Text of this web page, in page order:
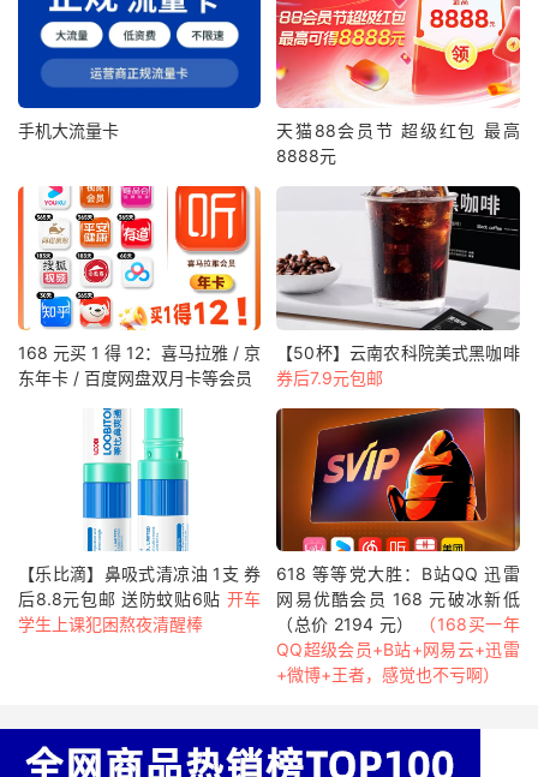
手机大流量卡
天猫88会员节 超级红包 最高
8888元
168 元买 1 得 12：喜马拉雅 / 京
东年卡 / 百度网盘双月卡等会员
【50杯】云南农科院美式黑咖啡
券后7.9元包邮
【乐比滴】鼻吸式清凉油 1支 券
后8.8元包邮 送防蚊贴6贴 开车
学生上课犯困熬夜清醒棒
618 等等党大胜：B站QQ 迅雷
网易优酷会员 168 元破冰新低
（总价 2194 元）
（168买一年
QQ超级会员+B站+网易云+迅雷
+微博+王者，感觉也不亏啊）